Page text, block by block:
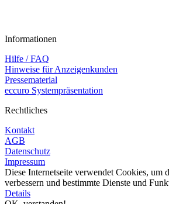
Informationen
Hilfe / FAQ
Hinweise für Anzeigenkunden
Pressematerial
eccuro Systempräsentation
Rechtliches
Kontakt
AGB
Datenschutz
Impressum
Diese Internetseite verwendet Cookies, um
verbessern und bestimmte Dienste und
Details